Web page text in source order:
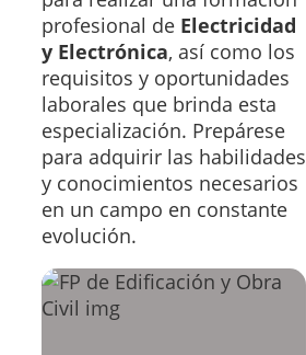
profesional de Electricidad
y Electrónica, así como los
requisitos y oportunidades
laborales que brinda esta
especialización. Prepárese
para adquirir las habilidades
y conocimientos necesarios
en un campo en constante
evolución.